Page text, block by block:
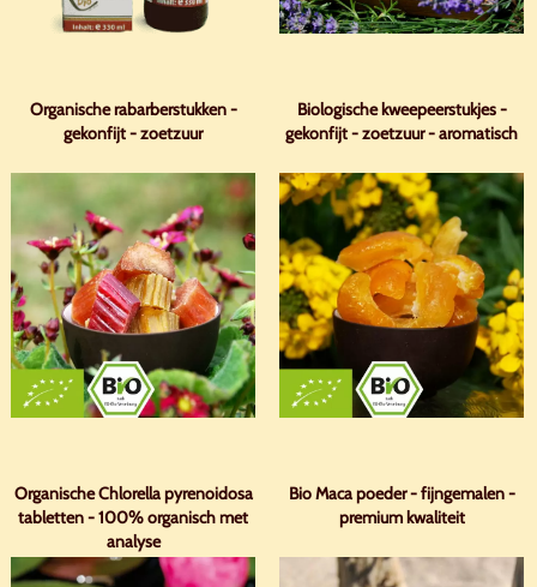
Organische rabarberstukken -
gekonfijt - zoetzuur
Biologische kweepeerstukjes -
gekonfijt - zoetzuur - aromatisch
Organische Chlorella pyrenoidosa
tabletten - 100% organisch met
analyse
Bio Maca poeder - fijngemalen -
premium kwaliteit